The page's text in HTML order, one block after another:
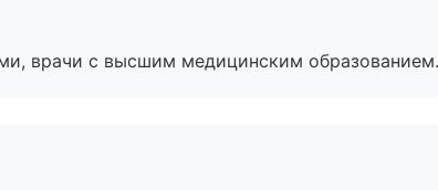
врачи с высшим медицинским образованием.